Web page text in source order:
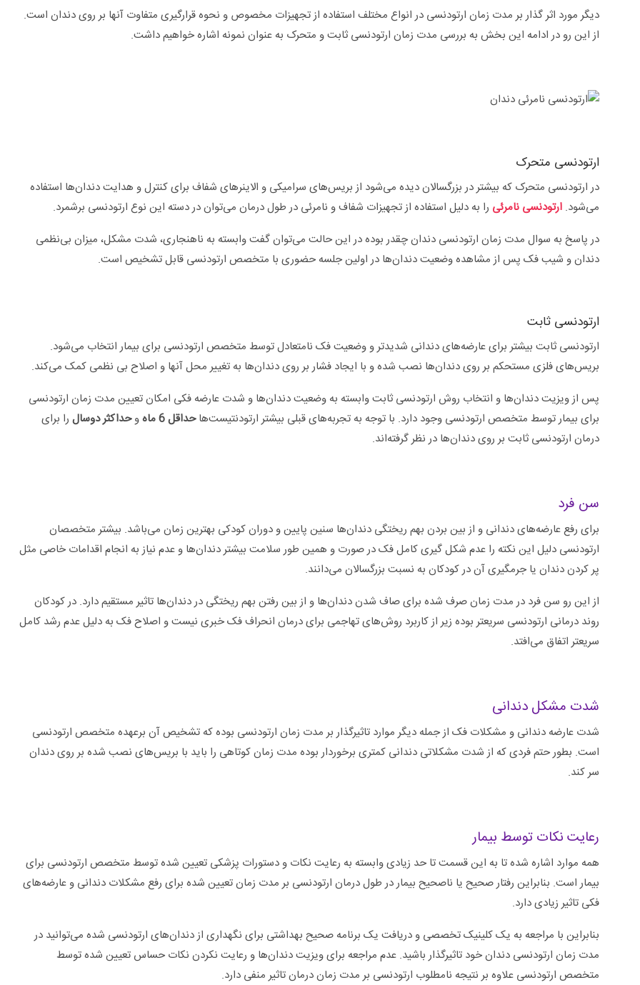
دیگر مورد اثر گذار بر مدت زمان ارتودنسی در انواع مختلف استفاده از تجهیزات مخصوص و نحوه قرارگیری متفاوت آنها بر روی دندان است.
از این رو در ادامه این بخش به بررسی مدت زمان ارتودنسی ثابت و متحرک به عنوان نمونه اشاره خواهیم داشت.
ارتودنسی متحرک
در ارتودنسی متحرک که بیشتر در بزرگسالان دیده می‌شود از بریس‌های سرامیکی و الاینر‌های شفاف برای کنترل و هدایت دندان‌ها استفاده
می‌شود. ارتودنسی نامرئی را به دلیل استفاده از تجهیزات شفاف و نامرئی در طول درمان می‌توان در دسته این نوع ارتودنسی برشمرد.
در پاسخ به سوال مدت زمان ارتودنسی دندان چقدر بوده در این حالت می‌توان گفت وابسته به ناهنجاری، شدت مشکل، میزان بی‌نظمی
دندان و شیب فک پس از مشاهده وضعیت دندان‌ها در اولین جلسه حضوری با متخصص ارتودنسی قابل تشخیص است.
ارتودنسی ثابت
ارتودنسی ثابت بیشتر برای عارضه‌های دندانی شدیدتر و وضعیت فک نامتعادل توسط متخصص ارتودنسی برای بیمار انتخاب می‌شود.
بریس‌های فلزی مستحکم بر روی دندان‌ها نصب شده و با ایجاد فشار بر روی دندان‌ها به تغییر محل آنها و اصلاح بی نظمی کمک می‌کند.
پس از ویزیت دندان‌ها و انتخاب روش ارتودنسی ثابت وابسته به وضعیت دندان‌ها و شدت عارضه فکی امکان تعیین مدت زمان ارتودنسی
برای بیمار توسط متخصص ارتودنسی وجود دارد. با توجه به تجربه‌های قبلی بیشتر ارتودنتیست‌هاحداقل 6 ماه وحداکثر دوسال را برای
درمان ارتودنسی ثابت بر روی دندان‌ها در نظر گرفته‌اند.
سن فرد
برای رفع عارضه‌های دندانی و از بین بردن بهم ریختگی دندان‌ها سنین پایین و دوران کودکی بهترین زمان می‌باشد. بیشتر متخصصان
ارتودنسی دلیل این نکته را عدم شکل گیری کامل فک در صورت و همین طور سلامت بیشتر دندان‌ها و عدم نیاز به انجام اقدامات خاصی مثل
پر کردن دندان یا جرمگیری آن در کودکان به نسبت بزرگسالان می‌دانند.
از این رو سن فرد در مدت زمان صرف شده برای صاف شدن دندان‌ها و از بین رفتن بهم ریختگی در دندان‌ها تاثیر مستقیم دارد. در کودکان
روند درمانی ارتودنسی سریعتر بوده زیر از کاربرد روش‌های تهاجمی برای درمان انحراف فک خبری نیست و اصلاح فک به دلیل عدم رشد کامل
سریعتر اتفاق می‌افتد.
شدت مشکل دندانی
شدت عارضه دندانی و مشکلات فک از جمله دیگر موارد تاثیرگذار بر مدت زمان ارتودنسی بوده که تشخیص آن برعهده متخصص ارتودنسی
است. بطور حتم فردی که از شدت مشکلاتی دندانی کمتری برخوردار بوده مدت زمان کوتاهی را باید با بریس‌های نصب شده بر روی دندان
سر کند.
رعایت نکات توسط بیمار
همه موارد اشاره شده تا به این قسمت تا حد زیادی وابسته به رعایت نکات و دستورات پزشکی تعیین شده توسط متخصص ارتودنسی برای
بیمار است. بنابراین رفتار صحیح یا ناصحیح بیمار در طول درمان ارتودنسی بر مدت زمان تعیین شده برای رفع مشکلات دندانی و عارضه‌های
فکی تاثیر زیادی دارد.
بنابراین با مراجعه به یک کلینیک تخصصی و دریافت یک برنامه صحیح بهداشتی برای نگهداری از دندان‌های ارتودنسی شده می‌توانید در
مدت زمان ارتودنسی دندان خود تاثیرگذار باشید. عدم مراجعه برای ویزیت دندان‌ها و رعایت نکردن نکات حساس تعیین شده توسط
متخصص ارتودنسی علاوه بر نتیجه نامطلوب ارتودنسی بر مدت زمان درمان تاثیر منفی دارد.